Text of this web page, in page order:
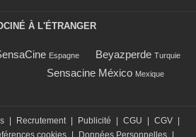
À L'ÉTRANGER
Espagne Beyazperde Turquie
Sensacine México Mexique
Recrutement Publicité CGU CGV
cookies Données Personnelles